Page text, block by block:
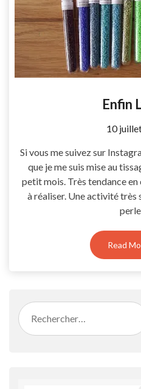
Enfin
by
10
Si vous me suivez sur
que je me suis mise au
petit mois. Très tendance
à réaliser. Une activité très
Read
Rechercher :